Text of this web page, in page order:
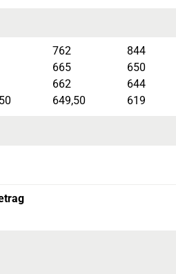
762
665
662
649,50
844
650
644
619